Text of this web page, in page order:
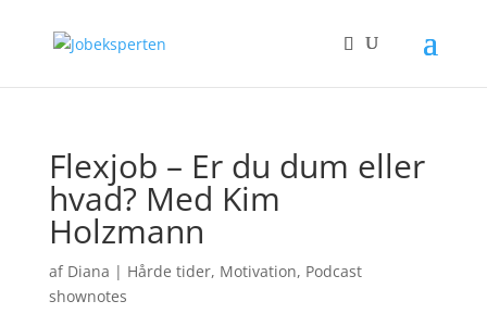
Flexjob – Er du dum eller
hvad? Med Kim
Holzmann
af Diana | Hårde tider, Motivation, Podcast
shownotes